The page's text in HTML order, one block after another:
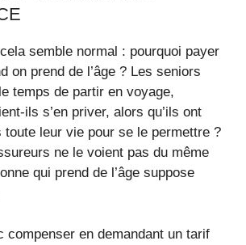
semble normal : pourquoi payer
on prend de l’âge ? Les seniors
temps de partir en voyage,
ils s’en priver, alors qu’ils ont
toute leur vie pour se le permettre ?
ne le voient pas du même
qui prend de l’âge suppose
compenser en demandant un tarif